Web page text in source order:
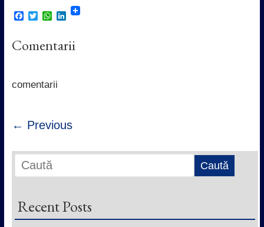
F
e
b
k
T
t
t
W
t
s
p
L
k
e
Comentarii
comentarii
← Previous
Recent Posts